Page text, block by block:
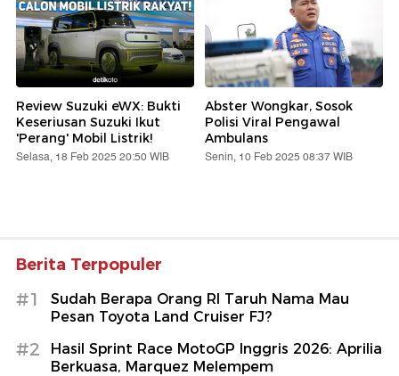
Review Suzuki eWX: Bukti
Keseriusan Suzuki Ikut
'Perang' Mobil Listrik!
Selasa, 18 Feb 2025 20:50 WIB
Abster Wongkar, Sosok
Polisi Viral Pengawal
Ambulans
Senin, 10 Feb 2025 08:37 WIB
Berita Terpopuler
#1
Sudah Berapa Orang RI Taruh Nama Mau
Pesan Toyota Land Cruiser FJ?
#2
Hasil Sprint Race MotoGP Inggris 2026: Aprilia
Berkuasa, Marquez Melempem